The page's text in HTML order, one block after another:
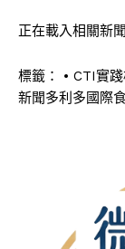
正在載入相關新
標籤：
• CTI實
新聞多利多國際